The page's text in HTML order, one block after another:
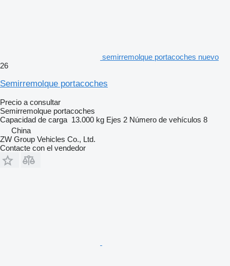
semirremolque portacoches nuevo
26
Semirremolque portacoches
Precio a consultar
Semirremolque portacoches
Capacidad de carga 13.000 kg Ejes 2 Número de vehículos 8
China
ZW Group Vehicles Co., Ltd.
Contacte con el vendedor